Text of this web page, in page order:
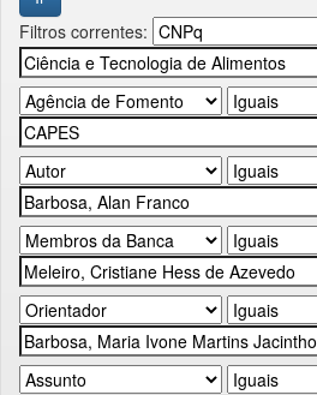
Filtros correntes: